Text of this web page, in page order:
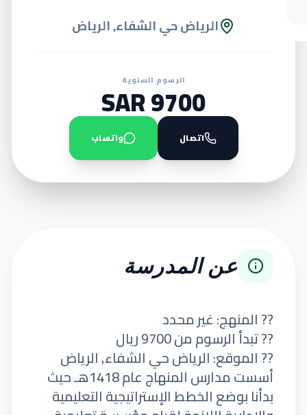
الرياض حي الشفاء, الرياض
الرسوم السنوية
9700 SAR
اتصال واتساب
عن المدرسة
?? المنهج: غير محدد
?? تبدأ الرسوم من 9700 ريال
?? الموقع: الرياض حي الشفاء, الرياض
أسست مدارس المنهاج عام 1418هـ حيث
بدأنا بوضع الخطط الإستراتيجية التعليمية